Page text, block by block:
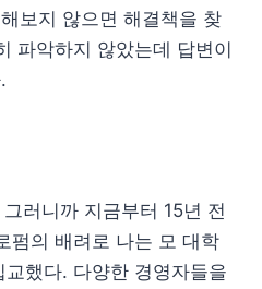
보지 않으면 해결책을 찾
파악하지 않았는데 답변이
러니까 지금부터 15년 전
펌의 배려로 나는 모 대학
했다. 다양한 경영자들을